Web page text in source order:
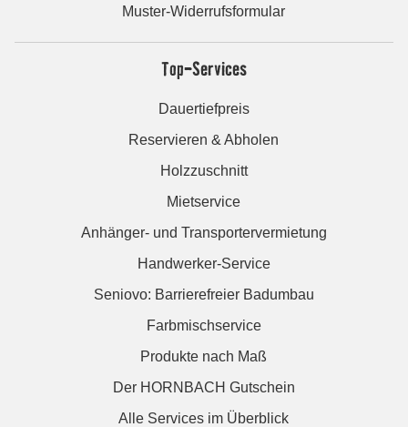
Muster-Widerrufsformular
Top-Services
Dauertiefpreis
Reservieren & Abholen
Holzzuschnitt
Mietservice
Anhänger- und Transportervermietung
Handwerker-Service
Seniovo: Barrierefreier Badumbau
Farbmischservice
Produkte nach Maß
Der HORNBACH Gutschein
Alle Services im Überblick